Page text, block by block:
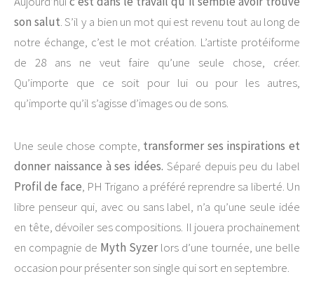
son salut. S’il y a bien un mot qui est revenu tout au long de
notre échange, c’est le mot création. L’artiste protéiforme
de 28 ans ne veut faire qu’une seule chose, créer.
Qu’importe que ce soit pour lui ou pour les autres,
qu’importe qu’il s’agisse d’images ou de sons.
Une seule chose compte, transformer ses inspirations et
donner naissance à ses idées. Séparé depuis peu du label
Profil de face, PH Trigano a préféré reprendre sa liberté. Un
libre penseur qui, avec ou sans label, n’a qu’une seule idée
en tête, dévoiler ses compositions. Il jouera prochainement
en compagnie de Myth Syzerlors d’une tournée, une belle
occasion pour présenter son single qui sort en septembre.